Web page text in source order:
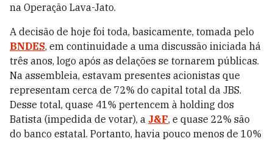
na Operação Lava-Jato.
A decisão de hoje foi toda, basicamente, tomada pelo
BNDES, em continuidade a uma discussão iniciada há
três anos, logo após as delações se tornarem públicas.
Na assembleia, estavam presentes acionistas que
representam cerca de 72% do capital total da JBS.
Desse total, quase 41% pertencem à holding dos
Batista (impedida de votar), a J&F, e quase 22% são
do banco estatal. Portanto, havia pouco menos de 10%